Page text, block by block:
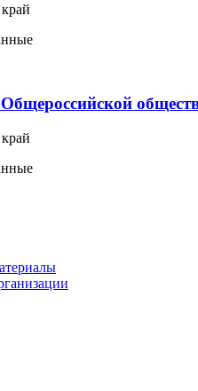
Общероссийской